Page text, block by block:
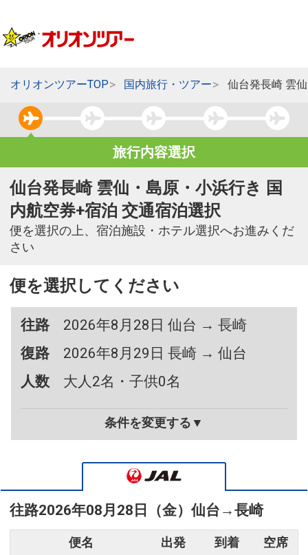
オリオンツアーTOP 国内旅行・ツアー 仙台発長崎 雲
旅行内容選択
仙台発長崎 雲仙・島原・小浜行き 国
内航空券+宿泊 交通宿泊選択
便を選択の上、宿泊施設・ホテル選択へお進みくだ
さい
便を選択してください
往路
2026年8月28日 仙台 → 長崎
復路
2026年8月29日 長崎 → 仙台
人数
大人2名・子供0名
条件を変更する▼
往路2026年08月28日（金） 仙台 →長崎
便名 出発 到着 空席